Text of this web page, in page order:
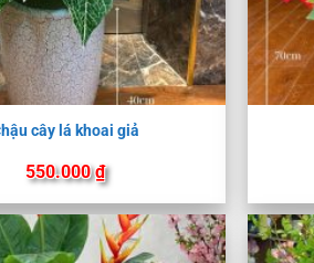
cây lá khoai giả
550.000₫